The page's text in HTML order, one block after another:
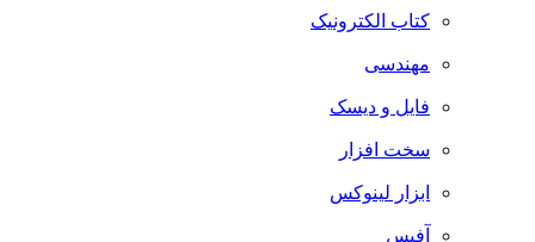
کتاب الکترونیک
مهندسی
فایل و دیسک
سخت افزار
ابزار لینوکس
آفیس